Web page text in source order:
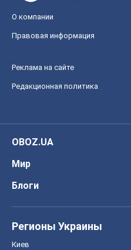
О компании
Правовая информация
Реклама на сайте
Редакционная политика
OBOZ.UA
Мир
Блоги
Регионы Украины
Киев